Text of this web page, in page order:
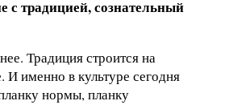
с традицией, сознательный
Традиция строится на
И именно в культуре сегодня
нормы, планку